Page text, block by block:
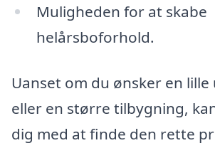
Muligheden for at skabe
helårsboforhold.
Uanset om du ønsker en lille
eller en større tilbygning,
dig med at finde den rette